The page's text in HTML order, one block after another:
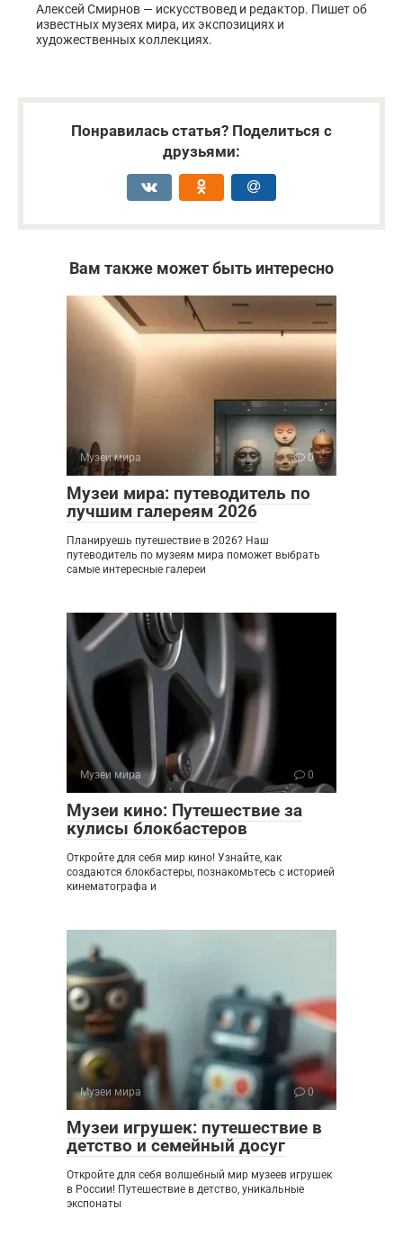
Алексей Смирнов — искусствовед и редактор. Пишет об
известных музеях мира, их экспозициях и
художественных коллекциях.
Понравилась статья? Поделиться с
друзьями:
Вам также может быть интересно
Музеи мира 0
Музеи мира: путеводитель по
лучшим галереям 2026
Планируешь путешествие в 2026? Наш
путеводитель по музеям мира поможет выбрать
самые интересные галереи
Музеи мира 0
Музеи кино: Путешествие за
кулисы блокбастеров
Откройте для себя мир кино! Узнайте, как
создаются блокбастеры, познакомьтесь с историей
кинематографа и
Музеи мира 0
Музеи игрушек: путешествие в
детство и семейный досуг
Откройте для себя волшебный мир музеев игрушек
в России! Путешествие в детство, уникальные
экспонаты